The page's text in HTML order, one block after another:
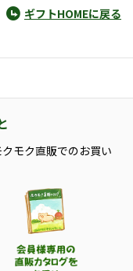
ギフトHOMEに戻る
モク直販でのお買い